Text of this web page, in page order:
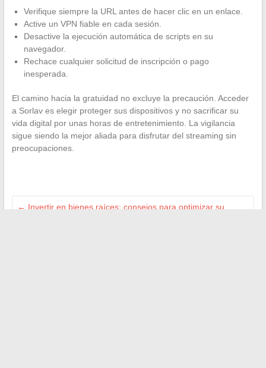
Verifique siempre la URL antes de hacer clic en un enlace.
Active un VPN fiable en cada sesión.
Desactive la ejecución automática de scripts en su
navegador.
Rechace cualquier solicitud de inscripción o pago
inesperada.
El camino hacia la gratuidad no excluye la precaución. Acceder
a Sorlav es elegir proteger sus dispositivos y no sacrificar su
vida digital por unas horas de entretenimiento. La vigilancia
sigue siendo la mejor aliada para disfrutar del streaming sin
preocupaciones.
← Invertir en bienes raíces: consejos para optimizar su